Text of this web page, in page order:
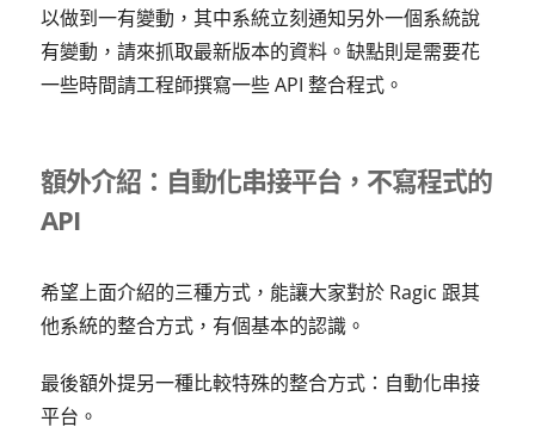
以做到一有變動，其中系統立刻通知另外一個系統說
有變動，請來抓取最新版本的資料。缺點則是需要花
一些時間請工程師撰寫一些 API 整合程式。
額外介紹：自動化串接平台，不寫程式的
API
希望上面介紹的三種方式，能讓大家對於 Ragic 跟其
他系統的整合方式，有個基本的認識。
最後額外提另一種比較特殊的整合方式：自動化串接
平台。